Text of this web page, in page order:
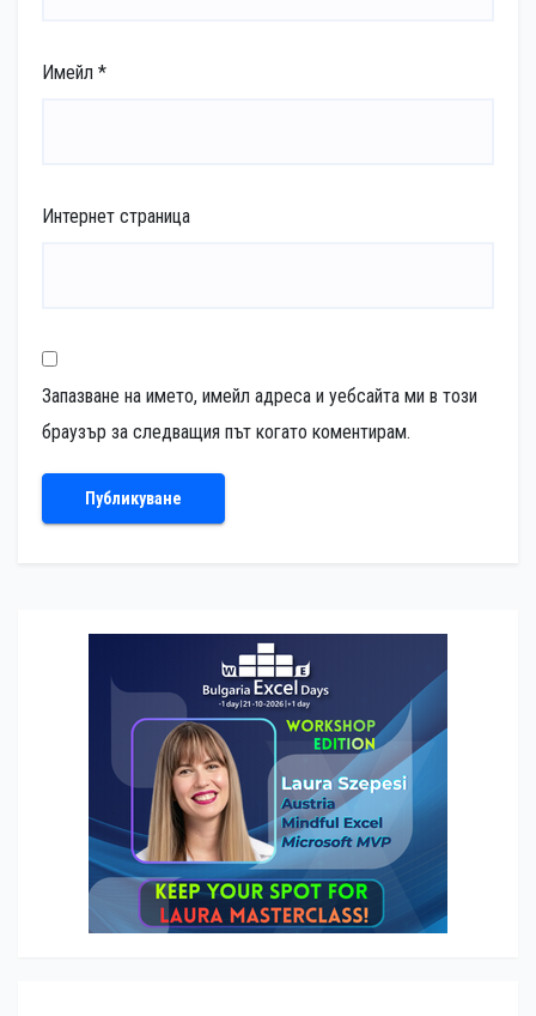
Имейл *
Интернет страница
Запазване на името, имейл адреса и уебсайта ми в този
браузър за следващия път когато коментирам.